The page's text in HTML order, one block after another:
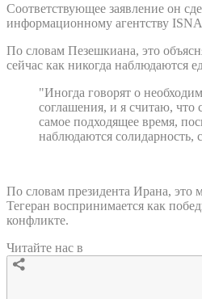
Соответствующее заявление он
информационному агентству
По словам Пезешкиана, это
сейчас как никогда наблюдаются
"Иногда говорят о
соглашения, и я считаю, что
самое подходящее время,
наблюдаются солидарность,
По словам президента Ирана, это
Тегеран воспринимается как
конфликте.
Читайте нас в